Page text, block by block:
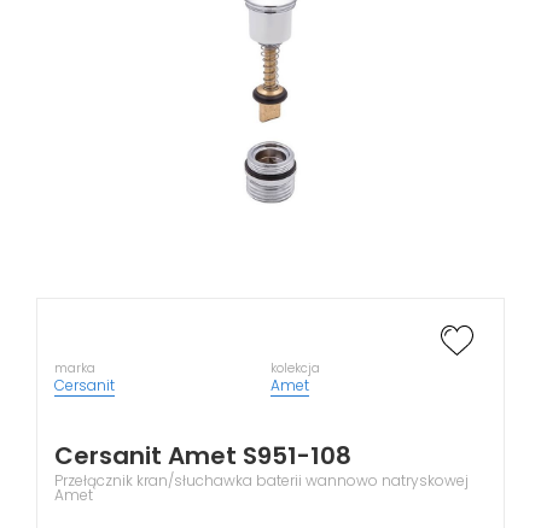
marka
Cersanit
kolekcja
Amet
Cersanit Amet S951-108
Przełącznik kran/słuchawka baterii wannowo natryskowej
Amet